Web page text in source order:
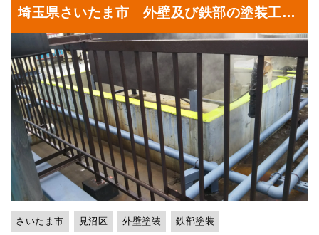
埼玉県さいたま市 外壁及び鉄部の塗装工事
｜埼玉県さいたま市見沼区の某工場にて塗り
替えリフォーム
さいたま市 見沼区 外壁塗装 鉄部塗装